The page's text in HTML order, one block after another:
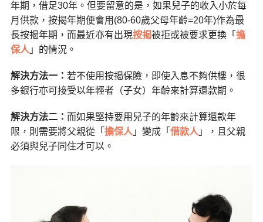
年期，借足30年。但要留意的是，如果兒子的收入小於每
月供款，按揭年期便會用(80-60歲父母年齡=20年)作為最
長按揭年期，而最近亦有出現按揭被拒或被要求更換「 擔
保人 」的情況。
解決方法一： 若不使用按揭保險，即使入息不夠供樓，很
多銀行亦可接受以年輕者（子女）年齡來計算還款期。
解決方法二： 而如果堅持要用兒子的年齡來計算還款年
限，則需要將父親從「 擔保人 」變成「 借款人 」，且父親
必須與兒子同住才可以。